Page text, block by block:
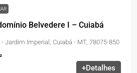
Belvedere I – Cuiabá
Jardim Imperial, Cuiabá - MT, 78075-850
+Detalhes